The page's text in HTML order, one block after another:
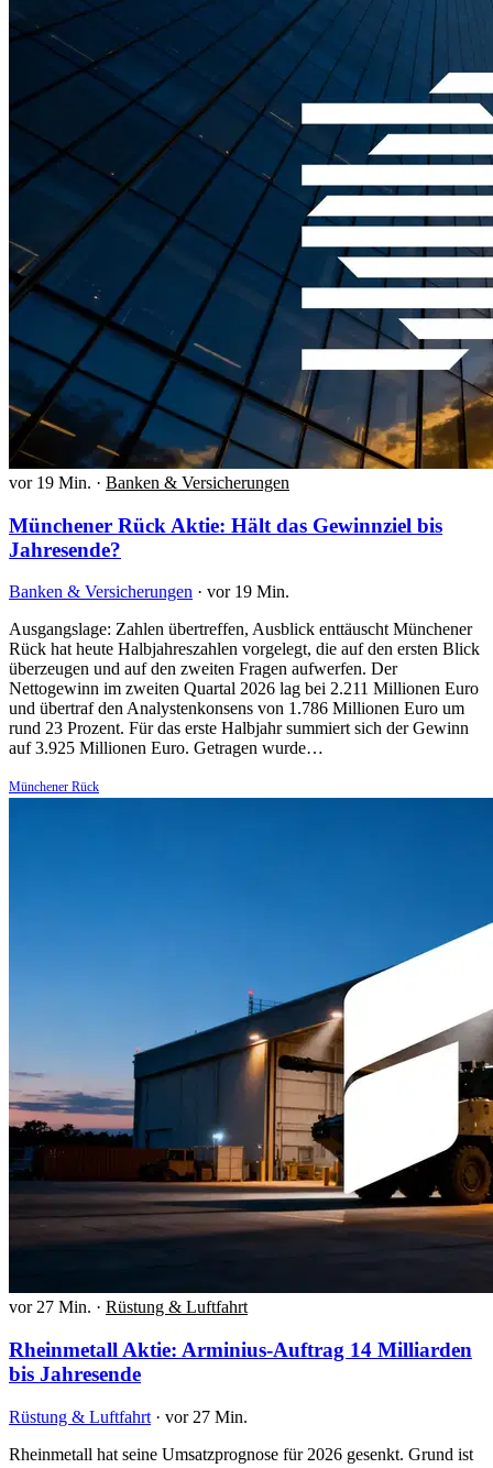
vor 19 Min. · Banken & Versicherungen
Münchener Rück Aktie: Hält das Gewinnziel bis
Jahresende?
Banken & Versicherungen · vor 19 Min.
Ausgangslage: Zahlen übertreffen, Ausblick enttäuscht Münchener
Rück hat heute Halbjahreszahlen vorgelegt, die auf den ersten Blick
überzeugen und auf den zweiten Fragen aufwerfen. Der
Nettogewinn im zweiten Quartal 2026 lag bei 2.211 Millionen Euro
und übertraf den Analystenkonsens von 1.786 Millionen Euro um
rund 23 Prozent. Für das erste Halbjahr summiert sich der Gewinn
auf 3.925 Millionen Euro. Getragen wurde…
Münchener Rück
vor 27 Min. · Rüstung & Luftfahrt
Rheinmetall Aktie: Arminius-Auftrag 14 Milliarden
bis Jahresende
Rüstung & Luftfahrt · vor 27 Min.
Rheinmetall hat seine Umsatzprognose für 2026 gesenkt. Grund ist